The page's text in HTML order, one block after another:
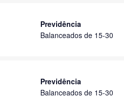
Previdência
Balanceados de 15-30
Previdência
Balanceados de 15-30